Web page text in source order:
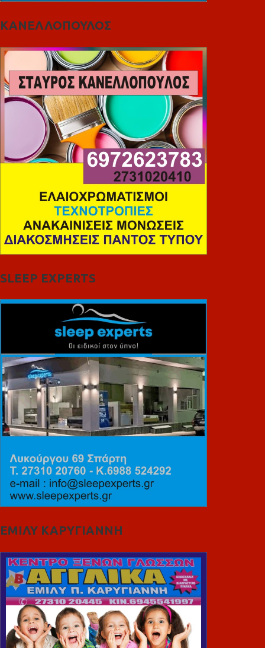
ΚΑΝΕΛΛΟΠΟΥΛΟΣ
SLEEP EXPERTS
ΕΜΙΛΥ ΚΑΡΥΓΙΑΝΝΗ